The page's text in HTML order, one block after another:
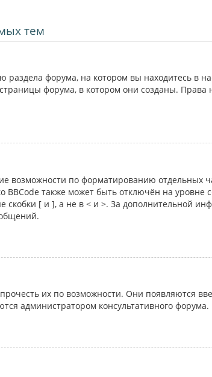
тем
форума, на котором вы находитесь в
форума, в котором они созданы. Права
возможности по форматированию отдельных
BBCode также может быть отключён на
[ и ], а не в < и >. За дополнительной
их по возможности. Они появляются
администратором консультативного форума.